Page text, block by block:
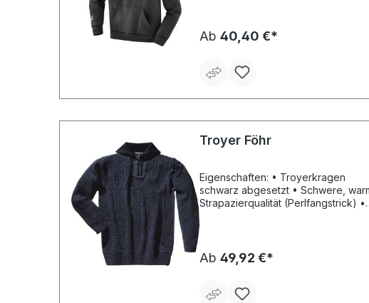
Ab 40,40 €*
Troyer Föhr
Eigenschaften: • Troyerkragen
schwarz abgesetzt • Schwere, warme
Strapazierqualität (Perlfangstrick) •
Ab 49,92 €*